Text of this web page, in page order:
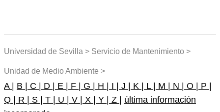
Universidad de Sevilla > Servicio de Mantenimiento >
Unidad de Medio Ambiente >
A | B | C | D | E | F | G | H | I | J | K | L | M | N | O | P |
Q | R | S | T | U | V | X | Y | Z | última información